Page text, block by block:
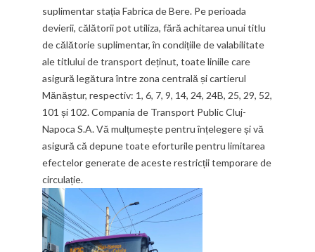
suplimentar stația Fabrica de Bere. Pe perioada
devierii, călătorii pot utiliza, fără achitarea unui titlu
de călătorie suplimentar, în condițiile de valabilitate
ale titlului de transport deținut, toate liniile care
asigură legătura între zona centrală și cartierul
Mănăștur, respectiv: 1, 6, 7, 9, 14, 24, 24B, 25, 29, 52,
101 și 102. Compania de Transport Public Cluj-
Napoca S.A. Vă mulțumește pentru înțelegere și vă
asigură că depune toate eforturile pentru limitarea
efectelor generate de aceste restricții temporare de
circulație.